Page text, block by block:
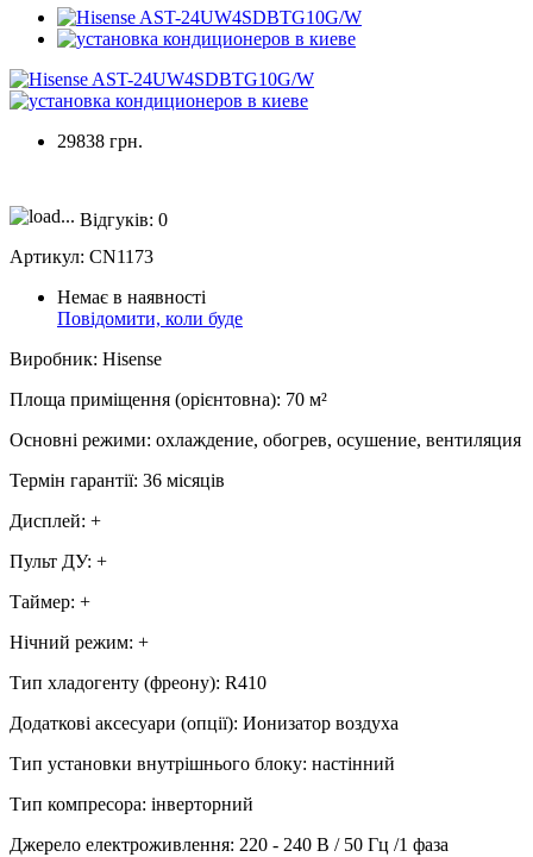
29838 грн.
Відгуків: 0
Артикул: CN1173
Немає в наявності
Повідомити, коли буде
Виробник: Hisense
Площа приміщення (орієнтовна): 70 м²
Основні режими: охлаждение, обогрев, осушение, вентиляция
Термін гарантії: 36 місяців
Дисплей: +
Пульт ДУ: +
Таймер: +
Нічний режим: +
Тип хладогенту (фреону): R410
Додаткові аксесуари (опції): Ионизатор воздуха
Тип установки внутрішнього блоку: настінний
Тип компресора: інверторний
Джерело електроживлення: 220 - 240 В / 50 Гц /1 фаза